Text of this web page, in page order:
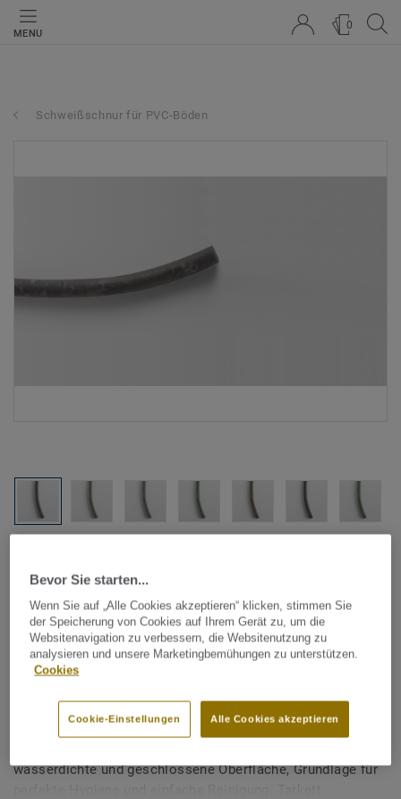
MENU
0
Schweißschnur für PVC-Böden
Tarkett Zubehör Komplettsortiment Schweißschnüre
Schweißschnur für PVC-Böden
- Multicolour DRIFTWOOD S
Schweißschnüre werden zur thermischen Verschweißung
wasserdichte und geschlossene Oberfläche, Grundlage für
Bevor Sie starten...
Wenn Sie auf „Alle Cookies akzeptieren“ klicken, stimmen Sie
der Speicherung von Cookies auf Ihrem Gerät zu, um die
Websitenavigation zu verbessern, die Websitenutzung zu
analysieren und unsere Marketingbemühungen zu unterstützen.
Cookies
Alle Cookies akzeptieren
Cookie-Einstellungen